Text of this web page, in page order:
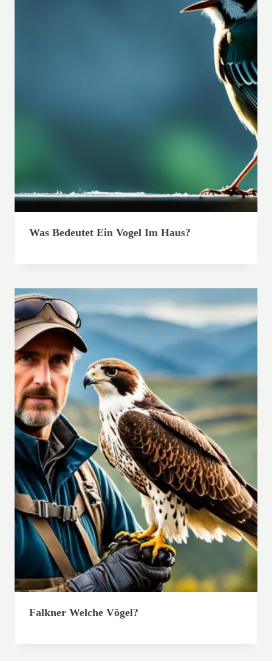
Was Bedeutet Ein Vogel Im Haus?
Falkner Welche Vögel?